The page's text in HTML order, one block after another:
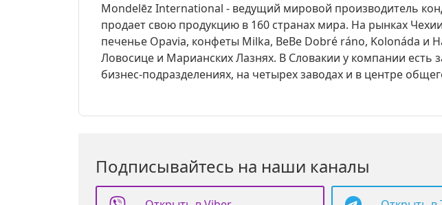
Mondelēz International - ведущий мировой производитель
продает свою продукцию в 160 странах мира. На рынках
печенье Opavia, конфеты Milka, BeBe Dobré ráno, Kolonáda и
Ловосице и Марианских Лазнях. В Словакии у компании есть
бизнес-подразделениях, на четырех заводах и в центре
Подписывайтесь на наши каналы